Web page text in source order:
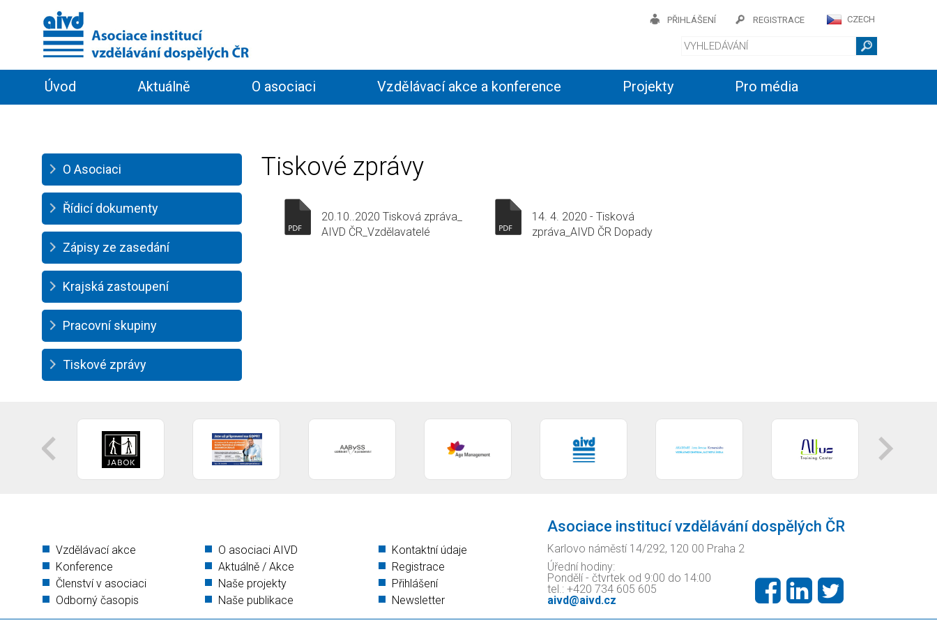
CZECH
PŘIHLÁŠENÍ REGISTRACE
Úvod Aktuálně O asociaci Vzdělávací akce a konference Projekty
Pro média
O Asociaci
Řídicí dokumenty
Zápisy ze zasedání
Krajská zastoupení
Pracovní skupiny
Tiskové zprávy
Tiskové zprávy
20.10..2020 Tisková zpráva_
AIVD ČR_Vzdělavatelé
14. 4. 2020 - Tisková
zpráva_AIVD ČR Dopady
Vzdělávací akce
Konference
Členství v asociaci
Odborný časopis
O asociaci AIVD
Aktuálně / Akce
Naše projekty
Naše publikace
Kontaktní údaje
Registrace
Přihlášení
Newsletter
Asociace institucí vzdělávání dospělých ČR
Karlovo náměstí 14/292, 120 00 Praha 2
Úřední hodiny:
Pondělí - čtvrtek od 9:00 do 14:00
tel.: +420 734 605 605
aivd@aivd.cz